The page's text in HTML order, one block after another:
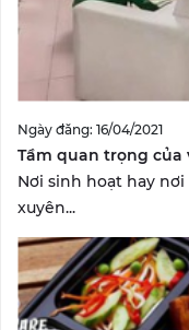
Ngày đăng: 16/04/2021
Tầm quan trọng của
Nơi sinh hoạt hay
xuyên...